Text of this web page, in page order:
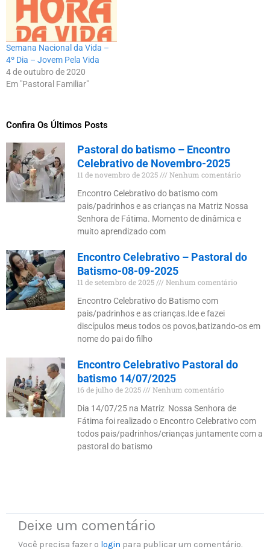
Semana Nacional da Vida –
4º Dia – Jovem Pela Vida
4 de outubro de 2020
Em "Pastoral Familiar"
Confira Os Últimos Posts
Pastoral do batismo – Encontro
Celebrativo de Novembro-2025
11 de novembro de 2025
Nenhum comentário
Encontro Celebrativo do batismo com
pais/padrinhos e as crianças na Matriz Nossa
Senhora de Fátima. Momento de dinâmica e
muito aprendizado com
Encontro Celebrativo – Pastoral do
Batismo-08-09-2025
11 de setembro de 2025
Nenhum comentário
Encontro Celebrativo do Batismo com
pais/padrinhos e as crianças.Ide e fazei
discípulos meus todos os povos,batizando-os em
nome do pai do filho
Encontro Celebrativo Pastoral do
batismo 14/07/2025
16 de julho de 2025
Nenhum comentário
Dia 14/07/25 na Matriz Nossa Senhora de
Fátima foi realizado o Encontro Celebrativo com
todos pais/padrinhos/crianças juntamente com a
pastoral do batismo
Deixe um comentário
Você precisa fazer o login para publicar um comentário.